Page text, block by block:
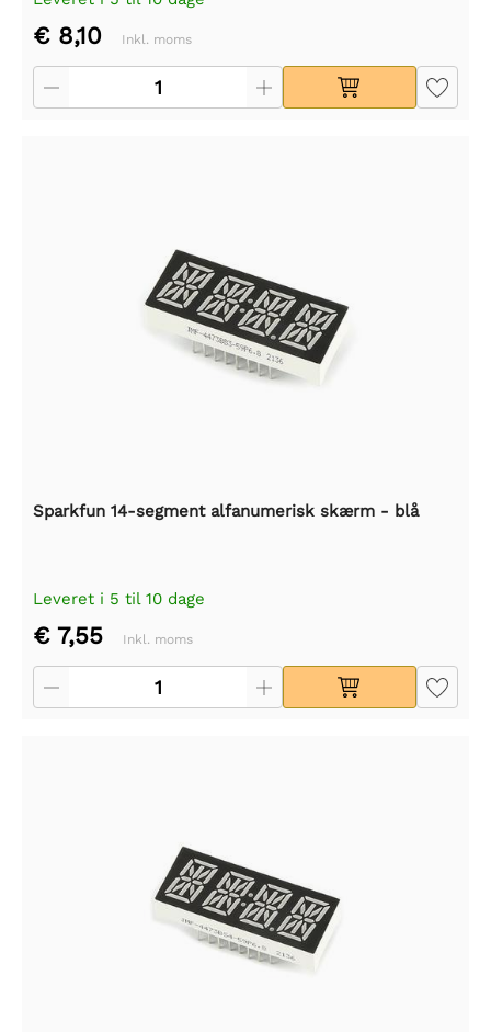
€ 8,10 Inkl. moms
Sparkfun 14-segment alfanumerisk skærm - blå
Leveret i 5 til 10 dage
€ 7,55 Inkl. moms